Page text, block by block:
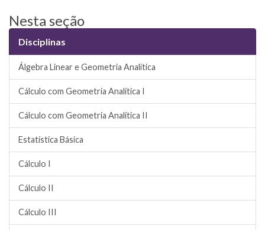
Nesta seção
Disciplinas
Álgebra Linear e Geometria Analítica
Cálculo com Geometria Analítica I
Cálculo com Geometria Analítica II
Estatística Básica
Cálculo I
Cálculo II
Cálculo III